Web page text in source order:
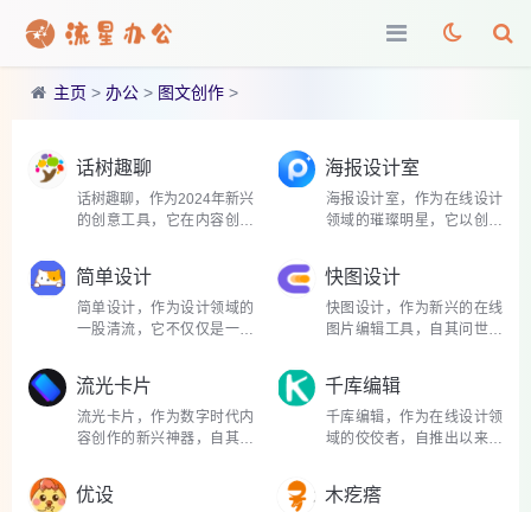
主页 > 办公 > 图文创作 >
话树趣聊
话树趣聊，作为2024年新兴
的创意工具，它在内容创作
尤其在视频和图文编辑方
面，为创作者们提供了一个
全新的表达舞台。这款应用
以其独特的功能和便捷的...
海报设计室
海报设计室，作为在线设计
领域的璀璨明星，它以创新
源，为个人创作者和企业用
户提供了高效、便捷的视觉
设计解决方案。在这个视觉
信息爆炸的时代，海报...
简单设计
简单设计，作为设计领域的
一股清流，它不仅仅是一个
体现，强调在复杂世界中寻
找纯粹与和谐。从室内设计
到在线设计平台，简单设计
的理念贯穿始终，倡...
快图设计
快图设计，作为新兴的在线
图片编辑工具，自其问世以
用的界面和开源的特性，在
设计界迅速崭露头角。它不
仅满足了个人创作者的日常
需求，更是企业级用...
流光卡片
流光卡片，作为数字时代内
容创作的新兴神器，自其诞
内容创作者圈内掀起了一股
美学风暴。它不仅仅是一个
千库编辑
千库编辑，作为在线设计领
域的佼佼者，自推出以来，
和高效的设计工具，迅速赢
得了广大用户特别是设计新
优设 木疙瘩